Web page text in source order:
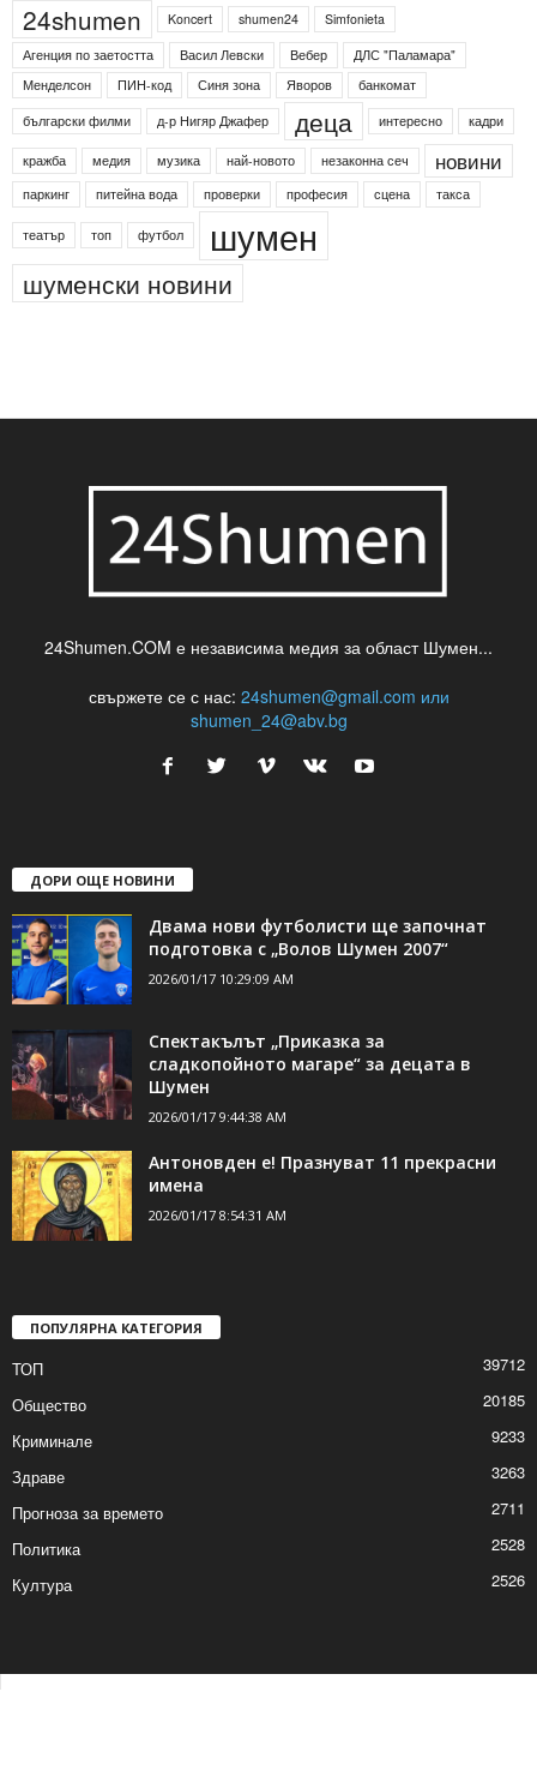
24shumen Koncert shumen24
Simfonieta
Агенция по заетостта
Васил Левски Вебер
ДЛС "Паламара"
Менделсон
ПИН-код Синя зона Яворов
банкомат
български филми
д-р Нигяр Джафер деца интересно кадри
кражба медия музика най-новото незаконна сеч новини
паркинг питейна вода проверки професия сцена такса
театър топ футбол шумен
шуменски новини
24Shumen.COM е независима медия за област Шумен...
свържете се с нас: 24shumen@gmail.com или
shumen_24@abv.bg
ДОРИ ОЩЕ НОВИНИ
Двама нови футболисти ще започнат
подготовка с „Волов Шумен 2007“
2026/01/17 10:29:09 AM
Спектакълът „Приказка за
сладкопойното магаре“ за децата в
Шумен
2026/01/17 9:44:38 AM
Антоновден е! Празнуват 11 прекрасни
имена
2026/01/17 8:54:31 AM
ПОПУЛЯРНА КАТЕГОРИЯ
ТОП
39712
Общество
20185
Криминале
9233
Здраве
3263
Прогноза за времето
2711
Политика
2528
Култура
2526